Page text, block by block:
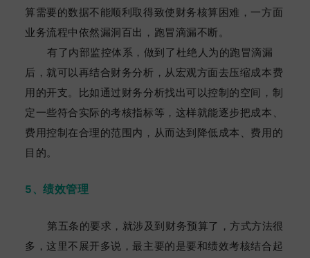
算需要的数据不能顺利取得致使财务核算困难，一方面
业务流程中依然漏洞百出，跑冒滴漏不断。
有了内部监控体系，做到了杜绝人为的跑冒滴漏
后，就可以再结合财务分析，从宏观方面去压缩成本费
用的开支。比如通过财务分析找出可以控制的空间，制
定一些符合实际的考核指标等，这样就能逐步把成本、
费用控制在合理的范围内，从而达到降低成本、费用的
目的。
5、绩效管理
第五条的要求，就涉及到财务预算了，方式方法很
多，这里不展开多说，最主要的是要和绩效考核结合起